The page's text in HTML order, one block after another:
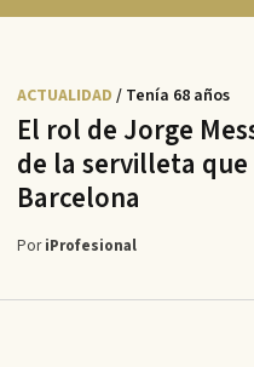
El rol de Jorge
de la servilleta
Barcelona
ACTUALIDAD / Tenía 68 años
PoriProfesional